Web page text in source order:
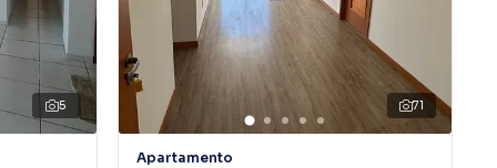
5 71
Apartamento